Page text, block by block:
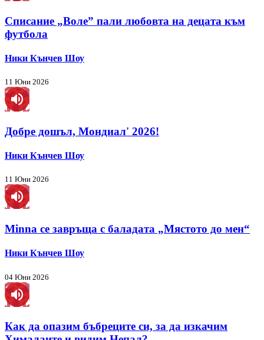
Списание „Воле” пали любовта на децата към
футбола
Ники Кънчев Шоу
11 Юни 2026
Добре дошъл, Мондиал' 2026!
Ники Кънчев Шоу
11 Юни 2026
Minna се завръща с баладата „Мястото до мен“
Ники Кънчев Шоу
04 Юни 2026
Как да опазим бъбреците си, за да изкачим